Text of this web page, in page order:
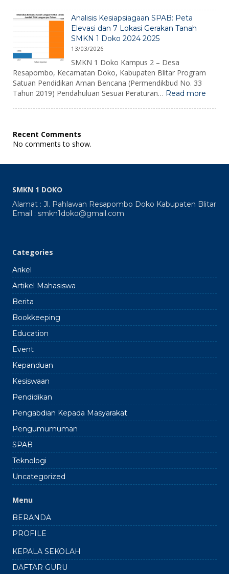
Kelulusan
2026
Analisis Kesiapsiagaan SPAB: Peta
Elevasi dan 7 Lokasi Gerakan Tanah
SMKN 1 Doko 2024 2025
13/03/2026
SMKN 1 Doko Kampus 2 – Desa
Resapombo, Kecamatan Doko, Kabupaten Blitar Program
Satuan Pendidikan Aman Bencana (Permendikbud No. 33
Tahun 2019) Pendahuluan Sesuai Peraturan… Read more
Lokasi
1
Recent Comments
No comments to show.
SMKN 1 DOKO
Alamat : Jl. Pahlawan Resapombo Doko Kabupaten Blitar
Email : smkn1doko@gmail.com
Categories
Arikel
Artikel Mahasiswa
Berita
Bookkeeping
Education
Event
Kepanduan
Kesiswaan
Pendidikan
Pengabdian Kepada Masyarakat
Pengumumuman
SPAB
Teknologi
Uncategorized
Menu
BERANDA
PROFILE
KEPALA SEKOLAH
DAFTAR GURU